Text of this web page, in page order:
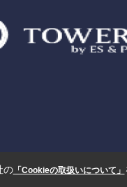
の「Cookieの取扱いについて」